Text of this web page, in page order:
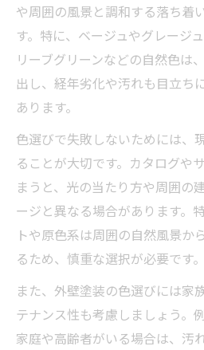
や周囲の風景と調和する落ち着
す。特に、ベージュやグレージ
リーブグリーンなどの自然色は
出し、経年劣化や汚れも目立ち
あります。
色選びで失敗しないためには、
ることが大切です。カタログや
まうと、光の当たり方や周囲の
ージと異なる場合があります。
トや原色系は周囲の自然風景か
るため、慎重な選択が必要です。
また、外壁塗装の色選びには家
テナンス性も考慮しましょう。
家庭や高齢者がいる場合は、汚